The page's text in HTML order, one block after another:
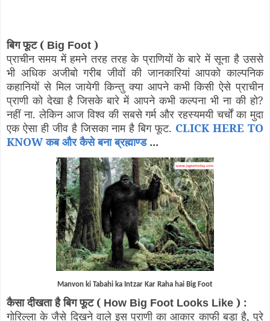
बिग फूट ( Big Foot )
प्राचीन समय में हमने तरह तरह के प्राणियों के बारे में सूना है उससे
भी अधिक अजीबो गरीब जीवों की जानकारियां आपको काल्पनिक
कहानियों से मिल जायेगी किन्तु क्या आपने कभी किसी ऐसे प्राचीन
प्राणी को देखा है जिसके बारे में आपने कभी कल्पना भी ना की हो?
नहीं ना. लेकिन आज विश्व की सबसे गर्म और रहस्यमयी चर्चों का मुदा
एक ऐसा ही जीव है जिसका नाम है बिग फूट. CLICK HERE TO
KNOW कब और कैसे बना ब्रह्माण्ड...
Manvon ki Tabahi ka Intzar Kar Raha hai Big Foot
कैसा दीखता है बिग फूट ( How Big Foot Looks Like ) :
गोरिल्ला के जैसे दिखने वाले इस प्राणी का आकार काफी बड़ा है, पुरे